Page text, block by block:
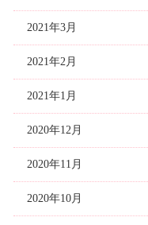
2021年3月
2021年2月
2021年1月
2020年12月
2020年11月
2020年10月